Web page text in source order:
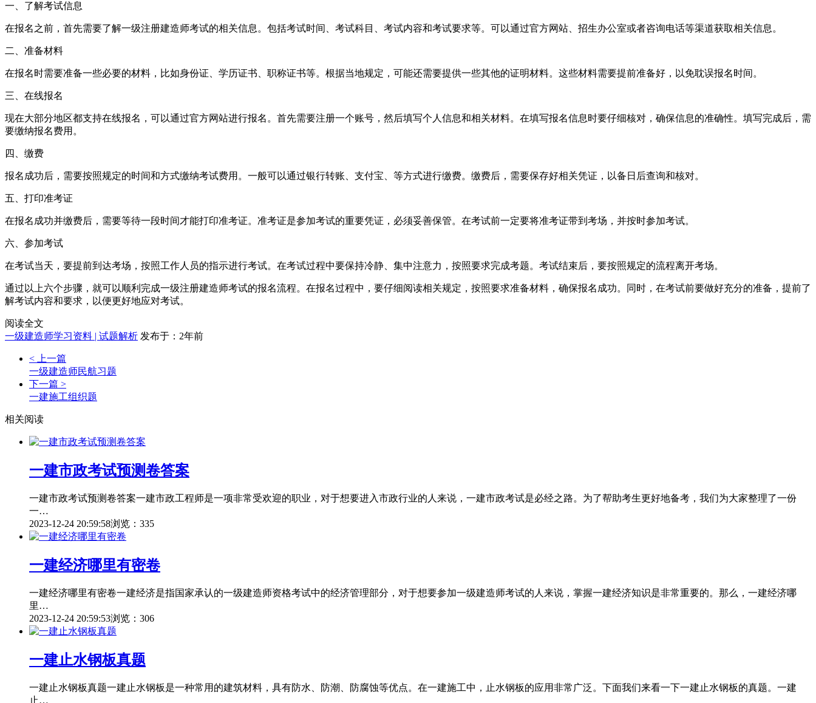
一、了解考试信息
在报名之前，首先需要了解一级注册建造师考试的相关信息。包括考试时间、考试科目、考试内容和考试要求等。可以通过官方网站、招生办公室或者咨询电话等渠道获取相关信息。
二、准备材料
在报名时需要准备一些必要的材料，比如身份证、学历证书、职称证书等。根据当地规定，可能还需要提供一些其他的证明材料。这些材料需要提前准备好，以免耽误报名时间。
三、在线报名
现在大部分地区都支持在线报名，可以通过官方网站进行报名。首先需要注册一个账号，然后填写个人信息和相关材料。在填写报名信息时要仔细核对，确保信息的准确性。填写完成后，需
要缴纳报名费用。
四、缴费
报名成功后，需要按照规定的时间和方式缴纳考试费用。一般可以通过银行转账、支付宝、等方式进行缴费。缴费后，需要保存好相关凭证，以备日后查询和核对。
五、打印准考证
在报名成功并缴费后，需要等待一段时间才能打印准考证。准考证是参加考试的重要凭证，必须妥善保管。在考试前一定要将准考证带到考场，并按时参加考试。
六、参加考试
在考试当天，要提前到达考场，按照工作人员的指示进行考试。在考试过程中要保持冷静、集中注意力，按照要求完成考题。考试结束后，要按照规定的流程离开考场。
通过以上六个步骤，就可以顺利完成一级注册建造师考试的报名流程。在报名过程中，要仔细阅读相关规定，按照要求准备材料，确保报名成功。同时，在考试前要做好充分的准备，提前了
解考试内容和要求，以便更好地应对考试。
阅读全文
一级建造师学习资料 | 试题解析 发布于：2年前
< 上一篇
一级建造师民航习题
下一篇 >
一建施工组织题
相关阅读
一建市政考试预测卷答案
一建市政考试预测卷答案一建市政工程师是一项非常受欢迎的职业，对于想要进入市政行业的人来说，一建市政考试是必经之路。为了帮助考生更好地备考，我们为大家整理了一份
一…
2023-12-24 20:59:58浏览：335
一建经济哪里有密卷
一建经济哪里有密卷一建经济是指国家承认的一级建造师资格考试中的经济管理部分，对于想要参加一级建造师考试的人来说，掌握一建经济知识是非常重要的。那么，一建经济哪
里…
2023-12-24 20:59:53浏览：306
一建止水钢板真题
一建止水钢板真题一建止水钢板是一种常用的建筑材料，具有防水、防潮、防腐蚀等优点。在一建施工中，止水钢板的应用非常广泛。下面我们来看一下一建止水钢板的真题。一建
止…